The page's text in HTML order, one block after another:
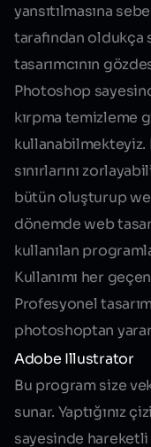
yansıtılmasına
tarafından oldukça
tasarımcının
Photoshop
kırpma temizleme
kullanabilmekteyiz.
sınırlarını
bütün oluşturup
dönemde web
kullanılan
Kullanımı her
Profesyonel
photoshoptan
Adobe Illustrator
Bu program size
sunar. Yaptığınız
sayesinde